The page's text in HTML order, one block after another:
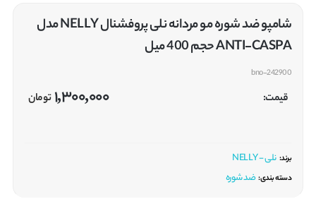
شامپو ضد شوره مو مردانه نلی پروفشنال NELLY مدل
ANTI-CASPA حجم 400 میل
bno-242900
قیمت: 1,300,000 تومان
برند: نلی - NELLY
دسته بندی: ضد شوره